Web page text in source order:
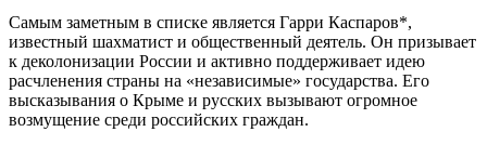
Самым заметным в списке является Гарри Каспаров*,
известный шахматист и общественный деятель. Он призывает
к деколонизации России и активно поддерживает идею
расчленения страны на «независимые» государства. Его
высказывания о Крыме и русских вызывают огромное
возмущение среди российских граждан.